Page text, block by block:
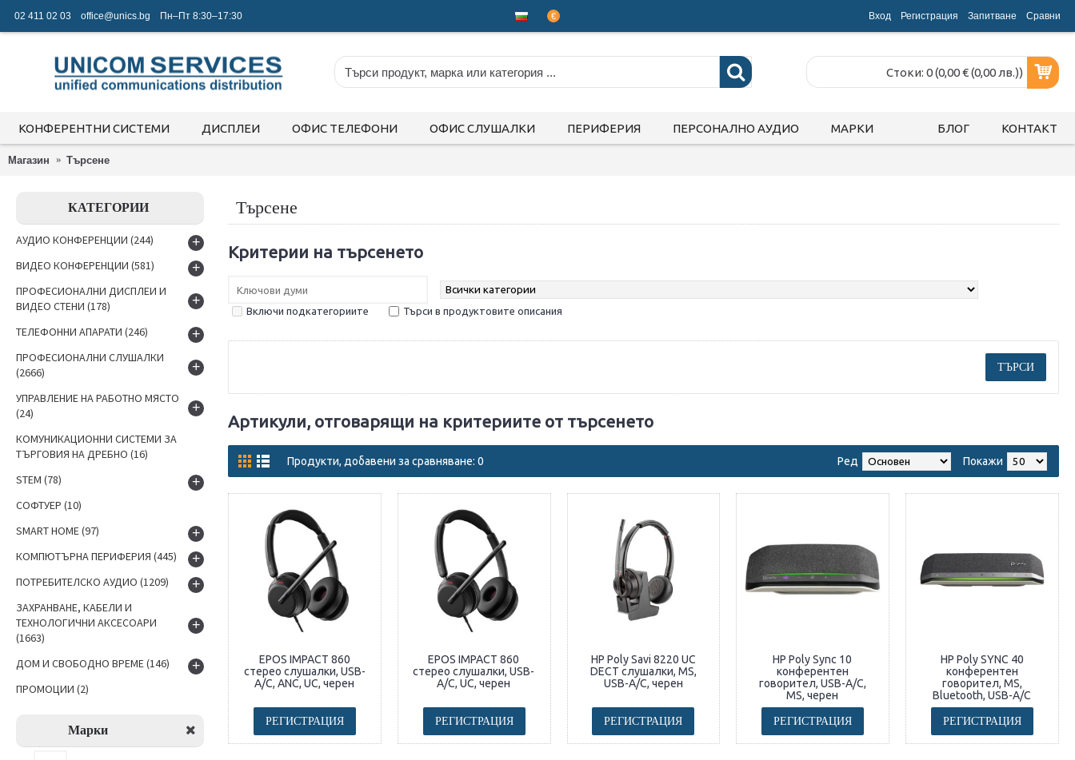
02 411 02 03 office@unics.bg Пн–Пт 8:30–17:30 € Вход Регистрация Запитване Срaвни
Стоки: 0 (0,00 € (0,00 лв.))
КОНФЕРЕНТНИ СИСТЕМИ ДИСПЛЕИ ОФИС ТЕЛЕФОНИ ОФИС СЛУШАЛКИ ПЕРИФЕРИЯ ПЕРСОНАЛНО АУДИО МАРКИ БЛОГ КОНТАКТ
Магазин Търсене
КАТЕГОРИИ
АУДИО КОНФЕРЕНЦИИ (244) +
ВИДЕО КОНФЕРЕНЦИИ (581) +
ПРОФЕСИОНАЛНИ ДИСПЛЕИ И
ВИДЕО СТЕНИ (178) +
ТЕЛЕФОННИ АПАРАТИ (246) +
ПРОФЕСИОНАЛНИ СЛУШАЛКИ
(2666)
+
УПРАВЛЕНИЕ НА РАБОТНО МЯСТО
(24)
+
КОМУНИКАЦИОННИ СИСТЕМИ ЗА
ТЪРГОВИЯ НА ДРЕБНО (16)
STEM (78) +
СОФТУЕР (10)
SMART HOME(97) +
КОМПЮТЪРНА ПЕРИФЕРИЯ (445) +
ПОТРЕБИТЕЛСКО АУДИО (1209) +
ЗАХРАНВАНЕ, КАБЕЛИ И
ТЕХНОЛОГИЧНИ АКСЕСОАРИ
(1663)
+
ДОМ И СВОБОДНО ВРЕМЕ(146) +
ПРОМОЦИИ (2)
Марки
Търсене
Критерии на търсенето
Включи подкатегориите Търси в продуктовите описания
Артикули, отговарящи на критериите от търсенето
Продукти, добавени за сравняване: 0 Покажи
Ред
EPOS IMPACT 860
стерео слушалки, USB-
A/C, ANC, UC, черен
РЕГИСТРАЦИЯ
EPOS IMPACT 860
стерео слушалки, USB-
A/C, UC, черен
РЕГИСТРАЦИЯ
HP Poly Savi 8220 UC
DECT слушалки, MS,
USB-A/C, черен
РЕГИСТРАЦИЯ
HP Poly Sync 10
конферентен
говорител, USB-A/C,
MS, черен
РЕГИСТРАЦИЯ
HP Poly SYNC 40
конферентен
говорител, MS,
Bluetooth, USB-A/C
РЕГИСТРАЦИЯ